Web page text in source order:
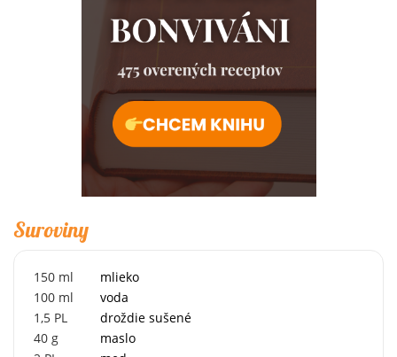
Suroviny
150 ml
mlieko
100 ml
voda
1,5 PL
droždie sušené
40 g
maslo